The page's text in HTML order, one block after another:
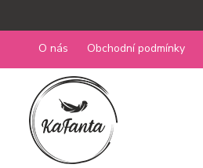
O nás Obchodní podmínky